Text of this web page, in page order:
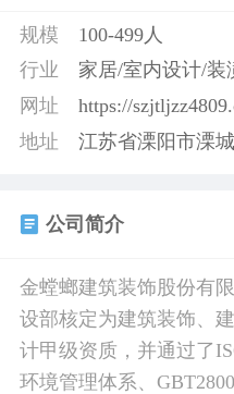
规模
100-499人
行业
家居/室内设计/装
网址
https://
地址
江苏省溧阳市溧城
公司简介
金螳螂建筑装饰股份有
设部核定为建筑装饰、
计甲级资质，并通过了
环境管理体系、